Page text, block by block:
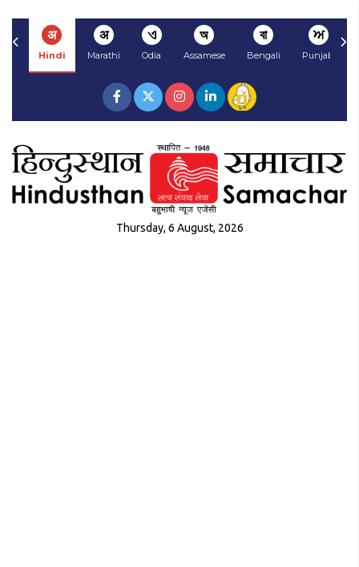
अ
Hindi
अ
Marathi
ଏ
Odia
অ
Assamese
বা
Bengali
ਅ
Punjabi
Thursday, 6 August, 2026